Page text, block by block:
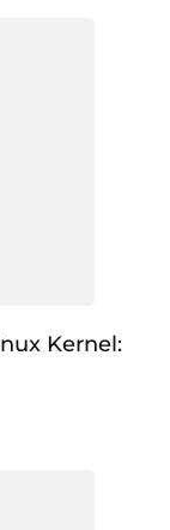
Kernel: